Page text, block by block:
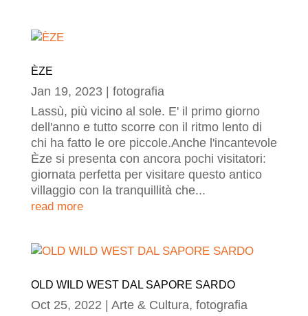
ÈZE
Jan 19, 2023| fotografia
Lassù, più vicino al sole. E' il primo giorno
dell'anno e tutto scorre con il ritmo lento di
chi ha fatto le ore piccole.Anche l'incantevole
Èze si presenta con ancora pochi visitatori:
giornata perfetta per visitare questo antico
villaggio con la tranquillità che...
read more
OLD WILD WEST DAL SAPORE SARDO
Oct 25, 2022 Arte & Cultura, fotografia